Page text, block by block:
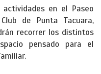
en el Paseo
de Punta Tacuara,
recorrer los distintos
pensado para el